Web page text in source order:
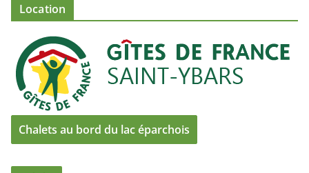
Location
Chalets au bord du lac éparchois